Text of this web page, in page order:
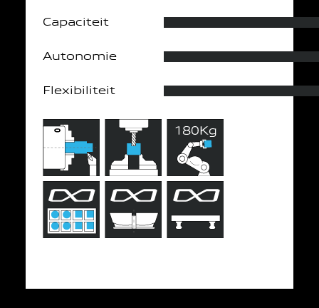
Capaciteit
Autonomie
Flexibiliteit